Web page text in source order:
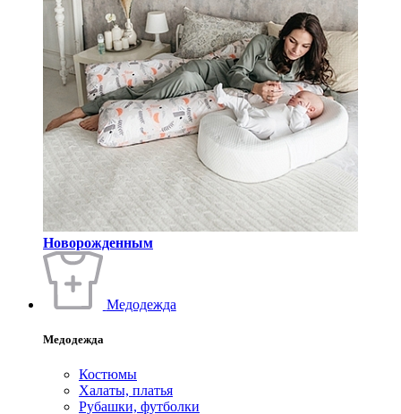
Новорожденным
Медодежда
Медодежда
Костюмы
Халаты, платья
Рубашки, футболки